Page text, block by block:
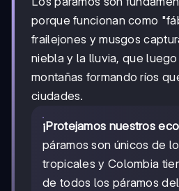
porque funcionan como
frailejones y musgos
niebla y la lluvia, que
montañas formando ríos
ciudades.
¡Protejamos nuestros
páramos son únicos de
tropicales y Colombia
de todos los páramos